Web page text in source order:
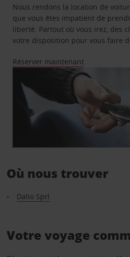
Nous rendons la location de
que vous êtes impatient de
liberté. Partout où vous irez, des
votre disposition pour vous faire
Réserver maintenant
Où nous trouver
Dalio Sprl
Votre voyage